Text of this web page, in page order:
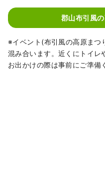
郡山布引風
※イベント(布引風の高原まつ
混み合います。近くにトイレ
お出かけの際は事前にご準備